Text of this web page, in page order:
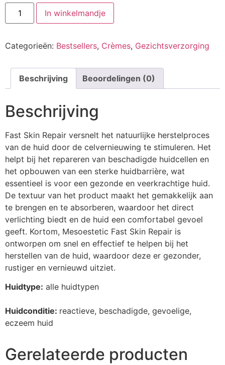
Fast
Skin
Repair
In winkelmandje
Categorieën: Bestsellers, Crèmes, Gezichtsverzorging
Beschrijving Beoordelingen (0)
Beschrijving
Fast Skin Repair versnelt het natuurlijke herstelproces
van de huid door de celvernieuwing te stimuleren. Het
helpt bij het repareren van beschadigde huidcellen en
het opbouwen van een sterke huidbarrière, wat
essentieel is voor een gezonde en veerkrachtige huid.
De textuur van het product maakt het gemakkelijk aan
te brengen en te absorberen, waardoor het direct
verlichting biedt en de huid een comfortabel gevoel
geeft. Kortom, Mesoestetic Fast Skin Repair is
ontworpen om snel en effectief te helpen bij het
herstellen van de huid, waardoor deze er gezonder,
rustiger en vernieuwd uitziet.
Huidtype: alle huidtypen
Huidconditie: reactieve, beschadigde, gevoelige,
eczeem huid
Gerelateerde producten